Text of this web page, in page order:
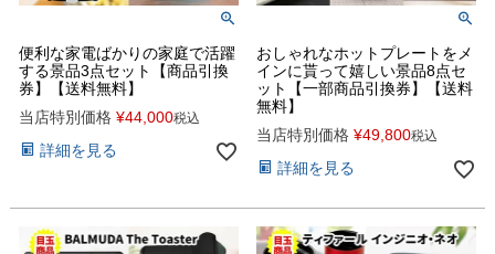
便利な家電ばかりの家庭で活躍
する景品3点セット【商品引換
券】【送料無料】
当店特別価格 ¥44,000税込
詳細を見る
おしゃれなホットプレートをメ
インに貰って嬉しい景品8点セ
ット【一部商品引換券】【送料
無料】
当店特別価格 ¥49,800税込
詳細を見る